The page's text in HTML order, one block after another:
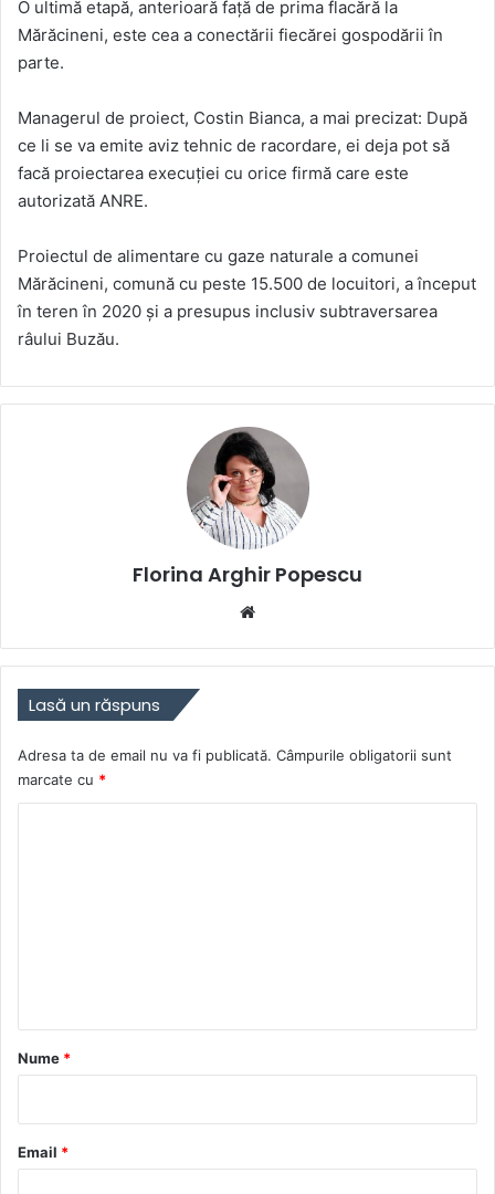
O ultimă etapă, anterioară faţă de prima flacără la
Mărăcineni, este cea a conectării fiecărei gospodării în
parte.
Managerul de proiect, Costin Bianca, a mai precizat: După
ce li se va emite aviz tehnic de racordare, ei deja pot să
facă proiectarea execuţiei cu orice firmă care este
autorizată ANRE.
Proiectul de alimentare cu gaze naturale a comunei
Mărăcineni, comună cu peste 15.500 de locuitori, a început
în teren în 2020 şi a presupus inclusiv subtraversarea
râului Buzău.
Florina Arghir Popescu
Lasă un răspuns
Adresa ta de email nu va fi publicată. Câmpurile obligatorii sunt
marcate cu *
r
*
Nume *
Email *